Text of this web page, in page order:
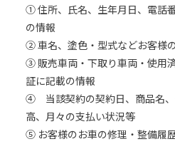
① 住所、氏名、生年月日、電話
の情報
② 車名、塗色・型式などお客様
③ 販売車両・下取り車両・使用
証に記載の情報
④ 当該契約の契約日、商品名、
高、月々の支払い状況等
⑤ お客様のお車の修理・整備履